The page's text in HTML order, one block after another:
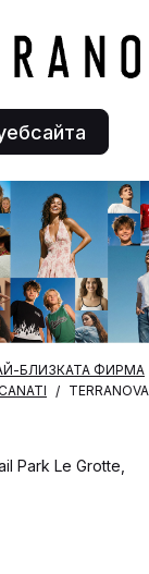
БЛИЗКАТА ФИРМА
TERRANOVA
Park Le Grotte,